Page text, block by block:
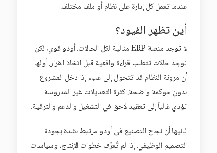
عندما تعمل كل إدارة على نظام أو ملف مختلف.
أين تظهر القيود؟
لا توجد منصة ERP مثالية لكل الحالات. أودو قوي، لكن
توجد حالات تتطلب قراءة واقعية قبل اتخاذ القرار. أولها
أن مرونة النظام قد تتحول إلى عبء إذا دخل المشروع
بدون حوكمة واضحة. كثرة التعديلات غير المدروسة
تؤدي غالباً إلى تعقيد لاحق في التشغيل والدعم والترقية.
ثانيها أن نجاح التصنيع في أودو مرتبط بشدة بجودة
التصميم الوظيفي. إذا لم تُعرّف خطوات الإنتاج، وسياسات